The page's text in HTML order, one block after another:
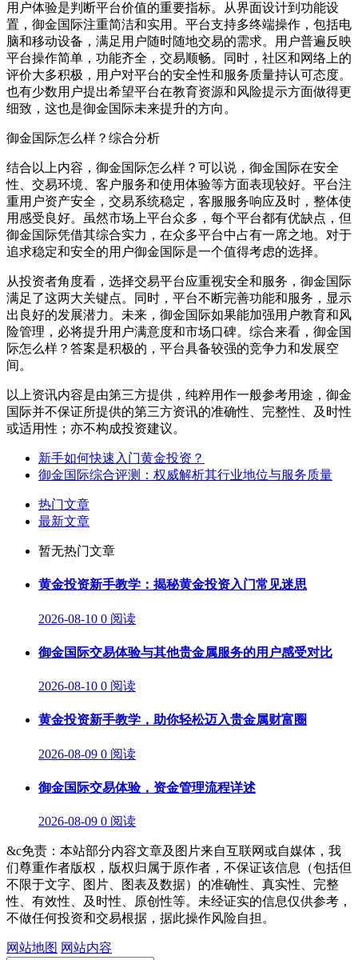
用户体验是判断平台价值的重要指标。从界面设计到功能设
置，御金国际注重简洁和实用。平台支持多终端操作，包括电
脑和移动设备，满足用户随时随地交易的需求。用户普遍反映
平台操作简单，功能齐全，交易顺畅。同时，社区和网络上的
评价大多积极，用户对平台的安全性和服务质量持认可态度。
也有少数用户提出希望平台在教育资源和风险提示方面做得更
细致，这也是御金国际未来提升的方向。
御金国际怎么样？综合分析
结合以上内容，御金国际怎么样？可以说，御金国际在安全
性、交易环境、客户服务和使用体验等方面表现较好。平台注
重用户资产安全，交易系统稳定，客服服务响应及时，整体使
用感受良好。虽然市场上平台众多，每个平台都有优缺点，但
御金国际凭借其综合实力，在众多平台中占有一席之地。对于
追求稳定和安全的用户御金国际是一个值得考虑的选择。
从投资者角度看，选择交易平台应重视安全和服务，御金国际
满足了这两大关键点。同时，平台不断完善功能和服务，显示
出良好的发展潜力。未来，御金国际如果能加强用户教育和风
险管理，必将提升用户满意度和市场口碑。综合来看，御金国
际怎么样？答案是积极的，平台具备较强的竞争力和发展空
间。
以上资讯内容是由第三方提供，纯粹用作一般参考用途，御金
国际并不保证所提供的第三方资讯的准确性、完整性、及时性
或适用性；亦不构成投资建议。
新手如何快速入门黄金投资？
御金国际综合评测：权威解析其行业地位与服务质量
热门文章
最新文章
暂无热门文章
黄金投资新手教学：揭秘黄金投资入门常见迷思
2026-08-10 0 阅读
御金国际交易体验与其他贵金属服务的用户感受对比
2026-08-10 0 阅读
黄金投资新手教学，助你轻松迈入贵金属财富圈
2026-08-09 0 阅读
御金国际交易体验，资金管理流程详述
2026-08-09 0 阅读
&c免责：本站部分内容文章及图片来自互联网或自媒体，我
们尊重作者版权，版权归属于原作者，不保证该信息（包括但
不限于文字、图片、图表及数据）的准确性、真实性、完整
性、有效性、及时性、原创性等。未经证实的信息仅供参考，
不做任何投资和交易根据，据此操作风险自担。
网站地图 网站内容